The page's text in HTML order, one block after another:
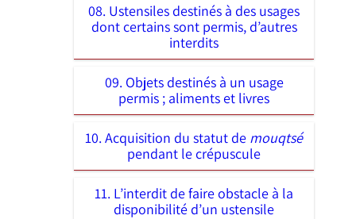
08. Ustensiles destinés à des usages
dont certains sont permis, d’autres
interdits
09. Objets destinés à un usage
permis ; aliments et livres
10. Acquisition du statut de mouqtsé
pendant le crépuscule
11. L’interdit de faire obstacle à la
disponibilité d’un ustensile